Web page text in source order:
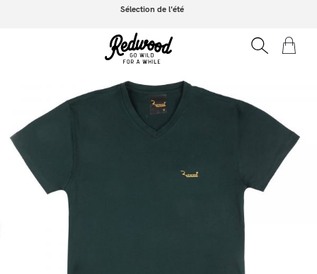
Sélection de l'été